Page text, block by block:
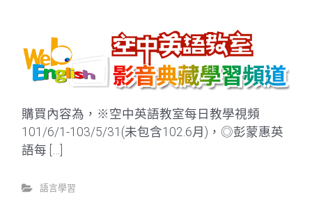
購買內容為，※空中英語教室每日教學視頻
101/6/1-103/5/31(未包含102.6月)，◎彭蒙惠英
語每 […]
語言學習